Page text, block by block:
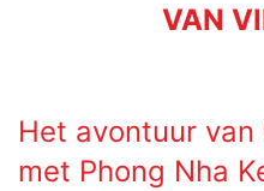
VAN
Het avontuur
met Phong Nha